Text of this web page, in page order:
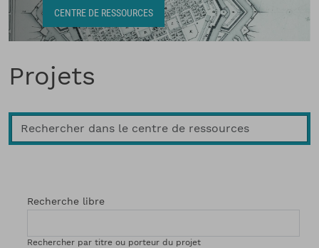
Fil d'Ariane
CENTRE DE RESSOURCES
Projets
Recherche libre
Rechercher par titre ou porteur du projet